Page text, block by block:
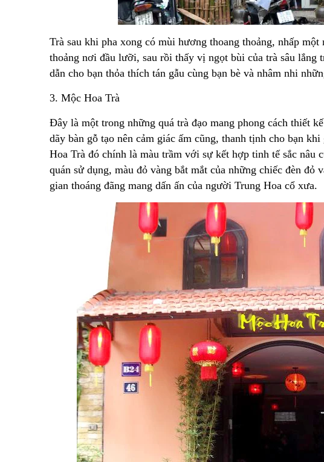
Trà sau khi pha xong có mùi hương thoang thoảng, nhấp
thoảng nơi đầu lưỡi, sau rồi thấy vị ngọt bùi của trà sâu lắng
dẫn cho bạn thỏa thích tán gẫu cùng bạn bè và nhâm nhi
3. Mộc Hoa Trà
Đây là một trong những quá trà đạo mang phong cách thiết
dãy bàn gỗ tạo nên cảm giác ấm cũng, thanh tịnh cho bạn
Hoa Trà đó chính là màu trầm với sự kết hợp tinh tế sắc nâu
quán sử dụng, màu đỏ vàng bắt mắt của những chiếc đèn đỏ
gian thoáng đãng mang dấn ấn của người Trung Hoa cổ xưa.